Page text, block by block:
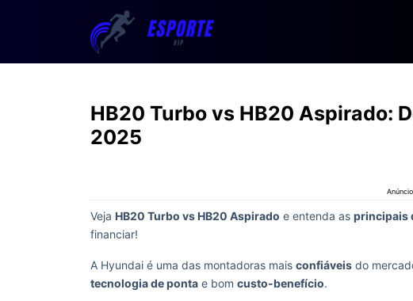
HB20 Turbo vs HB20 Aspirado:
2025
Veja HB20 Turbo vs HB20 Aspirado e entenda as principais
financiar!
A Hyundai é uma das montadoras mais confiáveis do
tecnologia de ponta e bom custo-benefício.